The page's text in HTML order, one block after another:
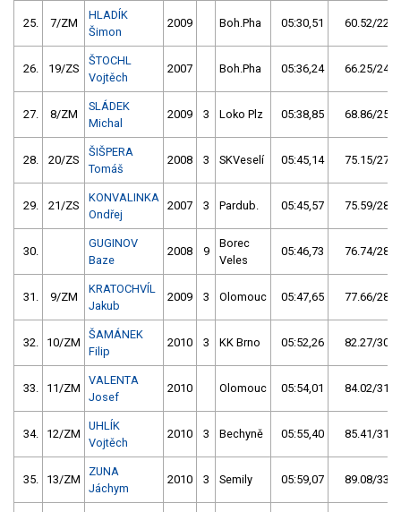
25. 7/ZM
HLADÍK
Šimon
2009 Boh.Pha 05:30,51 60.52/22,4
26. 19/ZS
ŠTOCHL
Vojtěch
2007 Boh.Pha 05:36,24 66.25/24,5
27. 8/ZM
SLÁDEK
Michal
2009 3 Loko Plz 05:38,85 68.86/25,5
28. 20/ZS
ŠIŠPERA
Tomáš
2008 3 SKVeselí 05:45,14 75.15/27,8
29. 21/ZS
KONVALINKA
Ondřej
2007 3 Pardub. 05:45,57 75.59/28,0
30.
GUGINOV
Baze
2008 9
Borec
Veles
05:46,73 76.74/28,4
31. 9/ZM
KRATOCHVÍL
Jakub
2009 3 Olomouc 05:47,65 77.66/28,8
32. 10/ZM
ŠAMÁNEK
Filip
2010 3 KK Brno 05:52,26 82.27/30,5
33. 11/ZM
VALENTA
Josef
2010 Olomouc 05:54,01 84.02/31,1
34. 12/ZM
UHLÍK
Vojtěch
2010 3 Bechyně 05:55,40 85.41/31,6
35. 13/ZM
ZUNA
Jáchym
2010 3 Semily 05:59,07 89.08/33,0